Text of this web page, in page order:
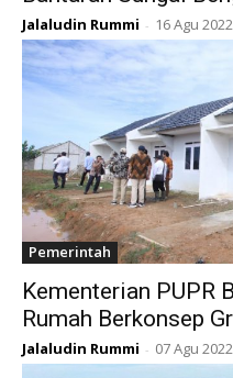
Jalaludin Rummi - 16 Agu 2022
Pemerintah
Kementerian PUPR
Rumah Berkonsep
Jalaludin Rummi - 07 Agu 2022